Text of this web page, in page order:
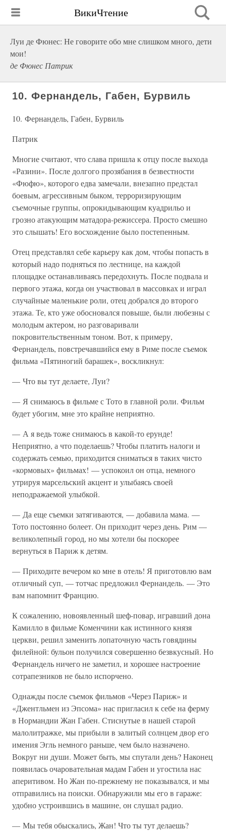
ВикиЧтение
Луи де Фюнес: Не говорите обо мне слишком много, дети
мои!
де Фюнес Патрик
10. Фернандель, Габен, Бурвиль
10. Фернандель, Габен, Бурвиль
Патрик
Многие считают, что слава пришла к отцу после выхода
«Разини». После долгого прозябания в безвестности
«Фюфю», которого едва замечали, внезапно предстал
боевым, агрессивным быком, терроризирующим
съемочные группы, опрокидывающим куадрильо и
грозно атакующим матадора-режиссера. Просто смешно
это слышать! Его восхождение было постепенным.
Отец представлял себе карьеру как дом, чтобы попасть в
который надо подняться по лестнице, на каждой
площадке останавливаясь передохнуть. После подвала и
первого этажа, когда он участвовал в массовках и играл
случайные маленькие роли, отец добрался до второго
этажа. Те, кто уже обосновался повыше, были любезны с
молодым актером, но разговаривали
покровительственным тоном. Вот, к примеру,
Фернандель, повстречавшийся ему в Риме после съемок
фильма «Пятиногий барашек», воскликнул:
— Что вы тут делаете, Луи?
— Я снимаюсь в фильме с Тото в главной роли. Фильм
будет убогим, мне это крайне неприятно.
— А я ведь тоже снимаюсь в какой-то ерунде!
Неприятно, а что поделаешь? Чтобы платить налоги и
содержать семью, приходится сниматься в таких чисто
«кормовых» фильмах! — успокоил он отца, немного
утрируя марсельский акцент и улыбаясь своей
неподражаемой улыбкой.
— Да еще съемки затягиваются, — добавила мама. —
Тото постоянно болеет. Он приходит через день. Рим —
великолепный город, но мы хотели бы поскорее
вернуться в Париж к детям.
— Приходите вечером ко мне в отель! Я приготовлю вам
отличный суп, — тотчас предложил Фернандель. — Это
вам напомнит Францию.
К сожалению, новоявленный шеф-повар, игравший дона
Камилло в фильме Коменчини как истинного князя
церкви, решил заменить лопаточную часть говядины
филейной: бульон получился совершенно безвкусный. Но
Фернандель ничего не заметил, и хорошее настроение
сотрапезников не было испорчено.
Однажды после съемок фильмов «Через Париж» и
«Джентльмен из Эпсома» нас пригласил к себе на ферму
в Нормандии Жан Габен. Стиснутые в нашей старой
малолитражке, мы прибыли в залитый солнцем двор его
имения Эгль немного раньше, чем было назначено.
Вокруг ни души. Может быть, мы спутали день? Наконец
появилась очаровательная мадам Габен и угостила нас
аперитивом. Но Жан по-прежнему не показывался, и мы
отправились на поиски. Обнаружили мы его в гараже:
удобно устроившись в машине, он слушал радио.
— Мы тебя обыскались, Жан! Что ты тут делаешь?